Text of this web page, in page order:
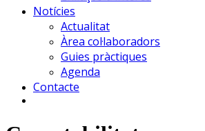
Notícies
Actualitat
Àrea col·laboradors
Guies pràctiques
Agenda
Contacte